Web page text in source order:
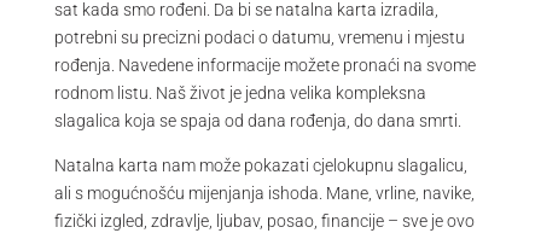
sat kada smo rođeni. Da bi se natalna karta izradila,
potrebni su precizni podaci o datumu, vremenu i mjestu
rođenja. Navedene informacije možete pronaći na svome
rodnom listu. Naš život je jedna velika kompleksna
slagalica koja se spaja od dana rođenja, do dana smrti.
Natalna karta nam može pokazati cjelokupnu slagalicu,
ali s mogućnošću mijenjanja ishoda. Mane, vrline, navike,
fizički izgled, zdravlje, ljubav, posao, financije – sve je ovo